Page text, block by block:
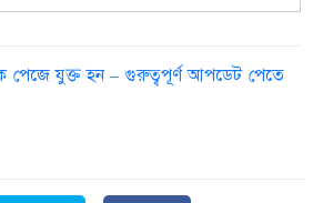
পেজে যুক্ত হন – গুরুত্বপূর্ণ আপডেট পেতে